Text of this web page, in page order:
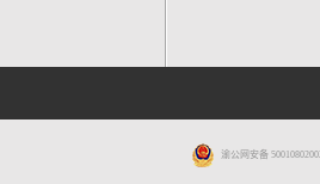
渝公网安备